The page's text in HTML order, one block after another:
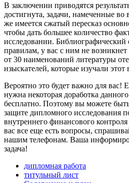
В заключении приводятся
достигнута, задачи, намеченные
же имеется сжатый пересказ
чтобы дать большее количество
исследовании.
правилам, у вас с ним не
от 30 наименований литературы
изыскателей, которые изучали этот
Вероятно это будет важно для вас!
нужна некоторая доработка
бесплатно. Поэтому вы можете
защите дипломного исследования
внутреннего финансового
вас все еще есть вопросы,
нашим телефонам. Ваша
задача!
дипломная работа
титульный лист